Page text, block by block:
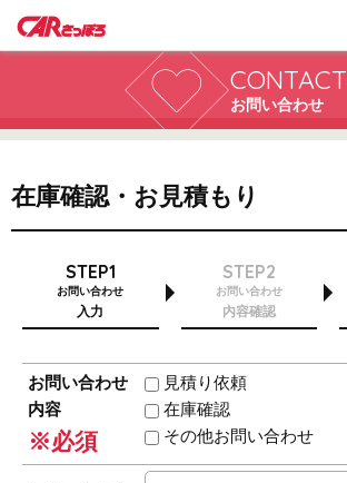
CONTACT
お問い合わせ
在庫確認・お見積もり
STEP1
お問い合わせ
入力
STEP2
お問い合わせ
内容確認
お問い合わせ
内容
※必須
見積り依頼
在庫確認
その他お問い合わせ